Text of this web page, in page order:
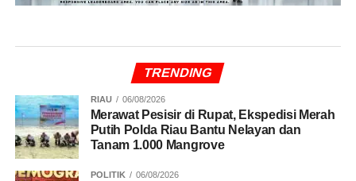
TRENDING
RIAU 06/08/2026
Merawat Pesisir di Rupat, Ekspedisi Merah
Putih Polda Riau Bantu Nelayan dan
Tanam 1.000 Mangrove
POLITIK 06/08/2026